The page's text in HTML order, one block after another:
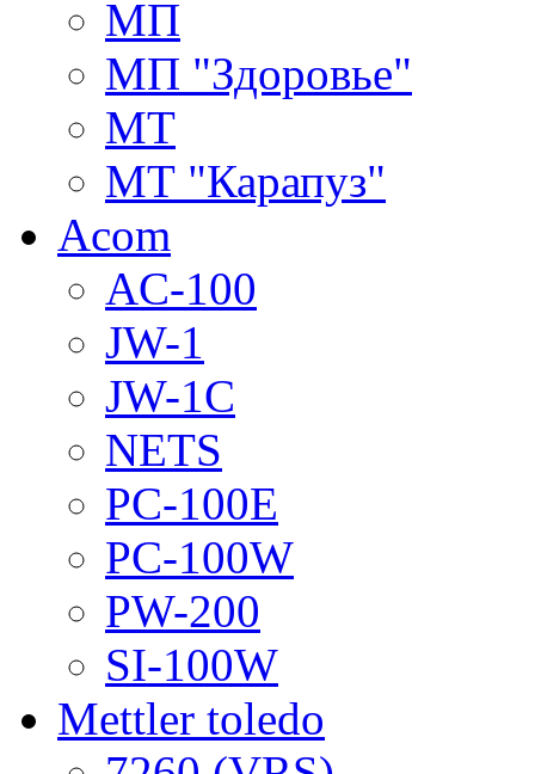
МП
МП "Здоровье"
МТ
МТ "Карапуз"
Acom
AC-100
JW-1
JW-1C
NETS
PC-100E
PC-100W
PW-200
SI-100W
Mettler toledo